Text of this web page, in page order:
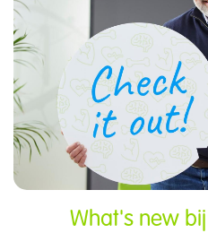
What's new